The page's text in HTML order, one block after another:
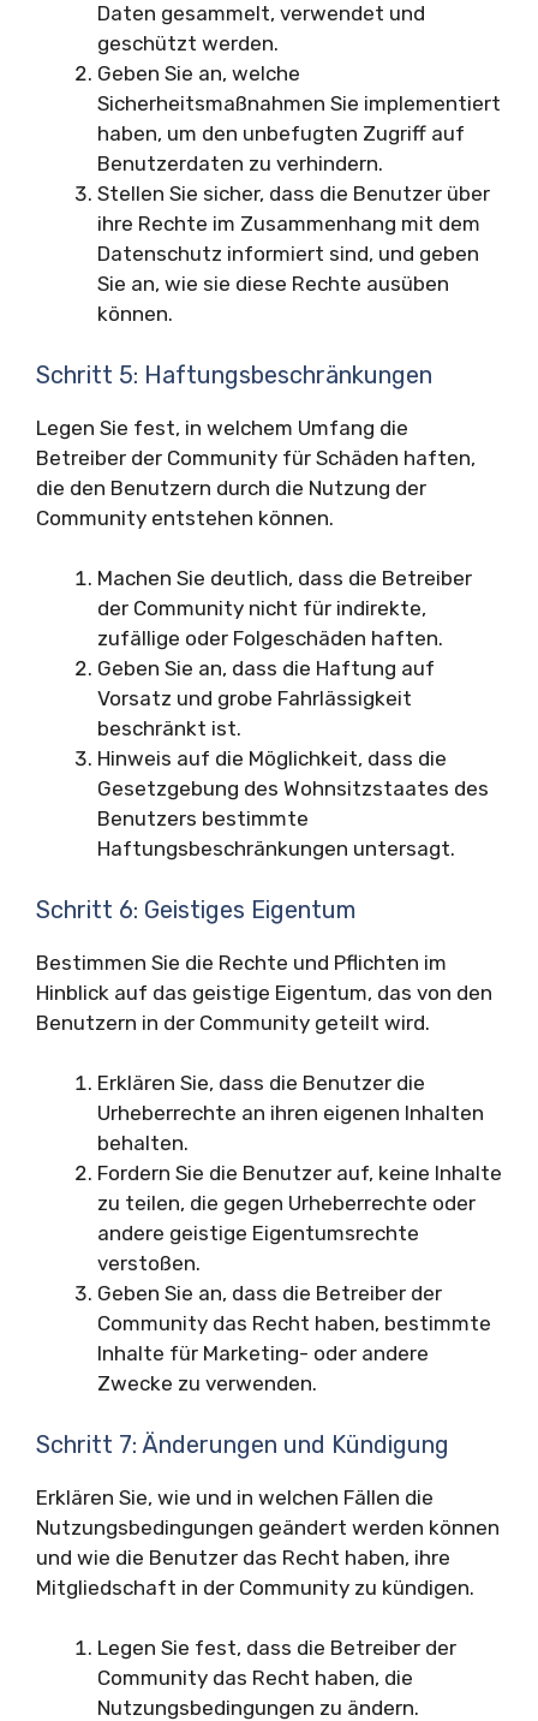
Daten gesammelt, verwendet und
geschützt werden.
Geben Sie an, welche
Sicherheitsmaßnahmen Sie implementiert
haben, um den unbefugten Zugriff auf
Benutzerdaten zu verhindern.
Stellen Sie sicher, dass die Benutzer über
ihre Rechte im Zusammenhang mit dem
Datenschutz informiert sind, und geben
Sie an, wie sie diese Rechte ausüben
können.
Schritt 5: Haftungsbeschränkungen
Legen Sie fest, in welchem Umfang die
Betreiber der Community für Schäden haften,
die den Benutzern durch die Nutzung der
Community entstehen können.
Machen Sie deutlich, dass die Betreiber
der Community nicht für indirekte,
zufällige oder Folgeschäden haften.
Geben Sie an, dass die Haftung auf
Vorsatz und grobe Fahrlässigkeit
beschränkt ist.
Hinweis auf die Möglichkeit, dass die
Gesetzgebung des Wohnsitzstaates des
Benutzers bestimmte
Haftungsbeschränkungen untersagt.
Schritt 6: Geistiges Eigentum
Bestimmen Sie die Rechte und Pflichten im
Hinblick auf das geistige Eigentum, das von den
Benutzern in der Community geteilt wird.
Erklären Sie, dass die Benutzer die
Urheberrechte an ihren eigenen Inhalten
behalten.
Fordern Sie die Benutzer auf, keine Inhalte
zu teilen, die gegen Urheberrechte oder
andere geistige Eigentumsrechte
verstoßen.
Geben Sie an, dass die Betreiber der
Community das Recht haben, bestimmte
Inhalte für Marketing- oder andere
Zwecke zu verwenden.
Schritt 7: Änderungen und Kündigung
Erklären Sie, wie und in welchen Fällen die
Nutzungsbedingungen geändert werden können
und wie die Benutzer das Recht haben, ihre
Mitgliedschaft in der Community zu kündigen.
Legen Sie fest, dass die Betreiber der
Community das Recht haben, die
Nutzungsbedingungen zu ändern.